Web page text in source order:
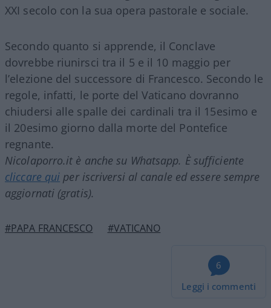
XXI secolo con la sua opera pastorale e sociale.
Secondo quanto si apprende, il Conclave
dovrebbe riunirsci tra il 5 e il 10 maggio per
l’elezione del successore di Francesco. Secondo le
regole, infatti, le porte del Vaticano dovranno
chiudersi alle spalle dei cardinali tra il 15esimo e
il 20esimo giorno dalla morte del Pontefice
regnante.
Nicolaporro.it è anche su Whatsapp. È sufficiente
cliccare qui per iscriversi al canale ed essere sempre
aggiornati (gratis).
#PAPA FRANCESCO #VATICANO
6
Leggi i commenti